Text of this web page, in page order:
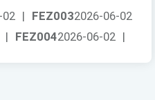
FEZ0032026-06-02
02 |
FEZ0042026-06-02 |
|